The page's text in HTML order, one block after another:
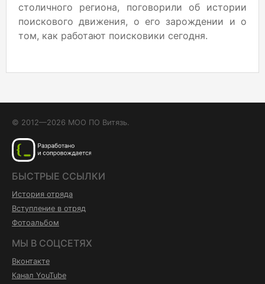
столичного региона, поговорили об истории
поискового движения, о его зарождении и о
том, как работают поисковики сегодня.
© 2012—2026 МОО ПО Витязь.
БЫСТРЫЕ ССЫЛКИ
История отряда
Вступление в отряд
Фотоальбом
МЫ В СОЦСЕТЯХ
Вконтакте
Канал YouTube